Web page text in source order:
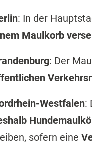
: In der
Maulkorb
: Der
Westfalen:
sofern eine